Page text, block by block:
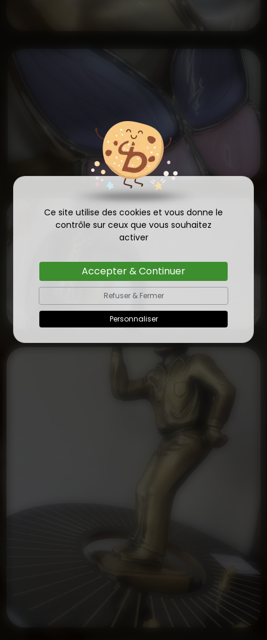
Ce site utilise des cookies et vous donne le
contrôle sur ceux que vous souhaitez
activer
Accepter & Continuer
Refuser & Fermer
Personnaliser